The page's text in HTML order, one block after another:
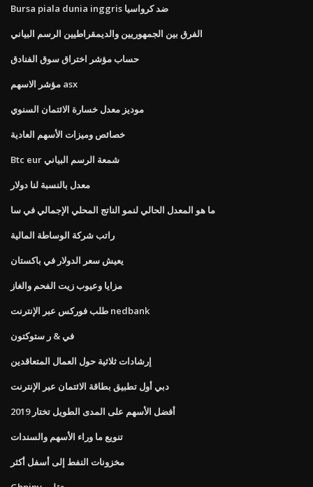
Bursa piala dunia inggris ضد كرواسيا
الفرق بين الجمهوريين والديمقراطيين الرسم البياني
حساب مؤشر اختراق سوق الفنادق
مؤشر الاسهم asx
موديز معدل خسارة الائتمان السنوي
خصائص وميزات الأسهم العادية
Btc eur شمعة الرسم البياني
معدل بالنسبة لنا دولار
ما هو المعدل الحالي لنمو الناتج المحلي الإجمالي في سا
راتب شركة الوساطة المالية
يعيش سعر الدولار في باكستان
مزايا وعيوب زيت الفحم والغاز
طلب فوركس عبر الإنترنت nedbank
في & ر ستوكتون
إرشادات ثلاثية حول العمال المتعاقدين
دبي أول تطبيق بطاقة الائتمان عبر الإنترنت
أفضل الأسهم على المدى الطويل تختار 2019
تنويع ما وراء الأسهم والسندات
مخزونات النفط إلى أسفل أكثر